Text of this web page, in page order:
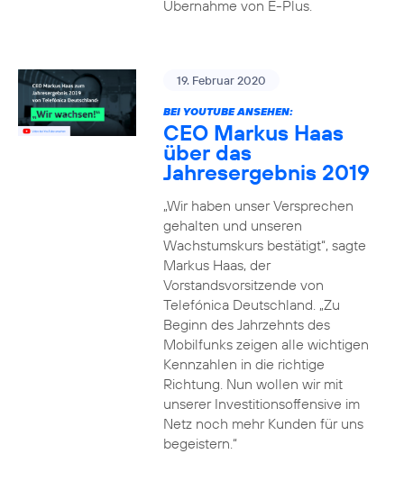
Übernahme von E-Plus.
19. Februar 2020
BEI YOUTUBE ANSEHEN:
CEO Markus Haas
über das
Jahresergebnis 2019
„Wir haben unser Versprechen
gehalten und unseren
Wachstumskurs bestätigt“, sagte
Markus Haas, der
Vorstandsvorsitzende von
Telefónica Deutschland. „Zu
Beginn des Jahrzehnts des
Mobilfunks zeigen alle wichtigen
Kennzahlen in die richtige
Richtung. Nun wollen wir mit
unserer Investitionsoffensive im
Netz noch mehr Kunden für uns
begeistern.“